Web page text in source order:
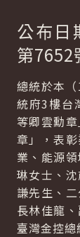
公布日
第7652
總統於本
統府3樓台
等卿雲勳
章」，表
業、能源
琳女士、
謙先生、
長林佳龍
臺灣金控總